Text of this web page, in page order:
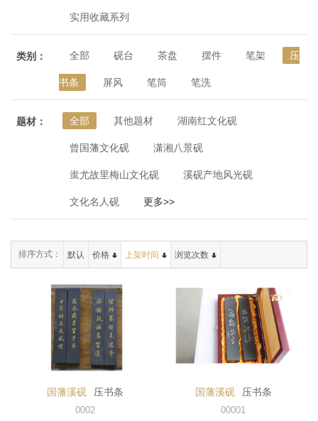
联系我们
实用收藏系列
类别： 全部 砚台 茶盘 摆件 笔架 压
书条 屏风 笔筒 笔洗
题材： 全部 其他题材 湖南红文化砚
曾国藩文化砚 潇湘八景砚
蚩尤故里梅山文化砚 溪砚产地风光砚
文化名人砚 更多>>
排序方式： 默认 价格 上架时间 浏览次数
国藩溪砚 压书条
0002
国藩溪砚 压书条
00001